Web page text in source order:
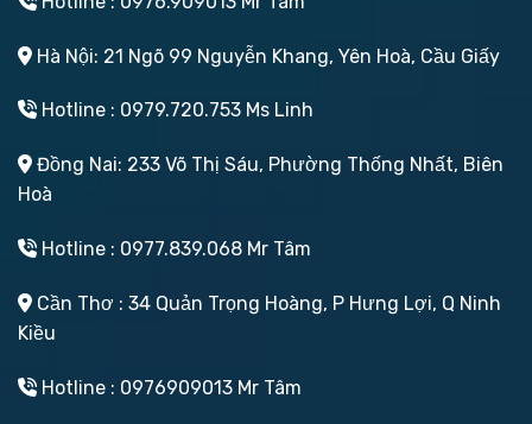
Hà Nội: 21 Ngõ 99 Nguyễn Khang, Yên Hoà, Cầu Giấy
Hotline : 0979.720.753 Ms Linh
Đồng Nai: 233 Võ Thị Sáu, Phường Thống Nhất, Biên
Hoà
Hotline : 0977.839.068 Mr Tâm
Cần Thơ : 34 Quản Trọng Hoàng, P Hưng Lợi, Q Ninh
Kiều
Hotline : 0976909013 Mr Tâm